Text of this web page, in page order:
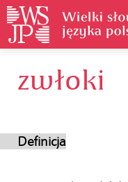
zwłoki
Definicja